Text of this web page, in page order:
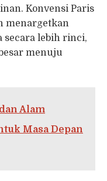
Konvensi Paris
menargetkan
secara lebih rinci,
menuju
Alam
Masa Depan